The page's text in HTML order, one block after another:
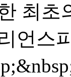
최초
언스